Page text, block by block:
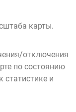
карты.
отключения
по состоянию
статистике и